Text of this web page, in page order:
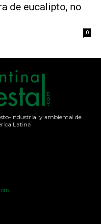
de eucalipto, no
0
industrial y ambiental de
Latina